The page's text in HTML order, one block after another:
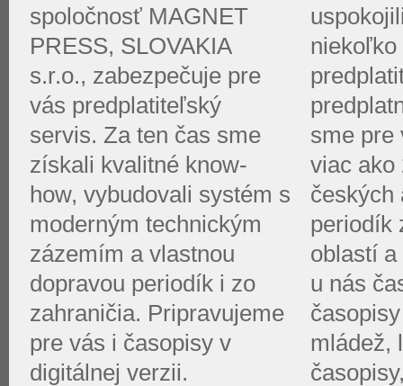
spoločnosť MAGNET
PRESS, SLOVAKIA
s.r.o., zabezpečuje pre
vás predplatiteľský
servis. Za ten čas sme
získali kvalitné know-
how, vybudovali systém s
moderným technickým
zázemím a vlastnou
dopravou periodík i zo
zahraničia. Pripravujeme
pre vás i časopisy v
digitálnej verzii.
sme pre
viac ako
českých
periodík
oblastí a
u nás
mládež,